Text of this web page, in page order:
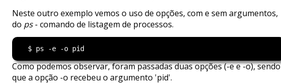
Neste outro exemplo vemos o uso de opções, com e sem argumentos,
do ps- comando de listagem de processos.
Como podemos observar, foram passadas duas opções (-e e -o), sendo
que a opção -o recebeu o argumento 'pid'.